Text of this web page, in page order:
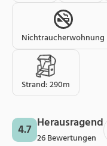
Nichtraucherwohnung
Strand: 290m
4.7 Herausragend
26 Bewertungen